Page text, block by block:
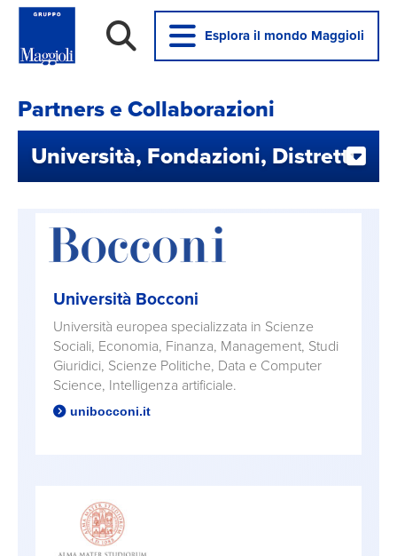
Esplora il mondo Maggioli
Partners e Collaborazioni
Università, Fondazioni, Distretti
Università Bocconi
Università europea specializzata in Scienze
Sociali, Economia, Finanza, Management, Studi
Giuridici, Scienze Politiche, Data e Computer
Science, Intelligenza artificiale.
unibocconi.it